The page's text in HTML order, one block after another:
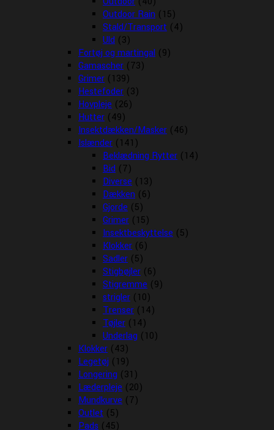
Outdoor Rain (15)
Stald/Transport (4)
Uld (3)
Fortøj og martingal (9)
Gamascher (73)
Grimer (139)
Hestefoder (3)
Hovpleje (26)
Hutter (49)
Insektdækken/Masker (46)
Islænder (141)
Beklædning Rytter (14)
Bid (7)
Diverse (13)
Dækken (6)
Gjorde (5)
Grimer (15)
Insektbeskyttelse (5)
Klokker (6)
Sadler (5)
Stigbøjler (6)
Stigremme (9)
strigler (10)
Trenser (14)
Tøjler (14)
Underlag (10)
Klokker (43)
Legetøj (19)
Longering (31)
Læderpleje (20)
Mundkurve (7)
Outlet (5)
Pads (45)